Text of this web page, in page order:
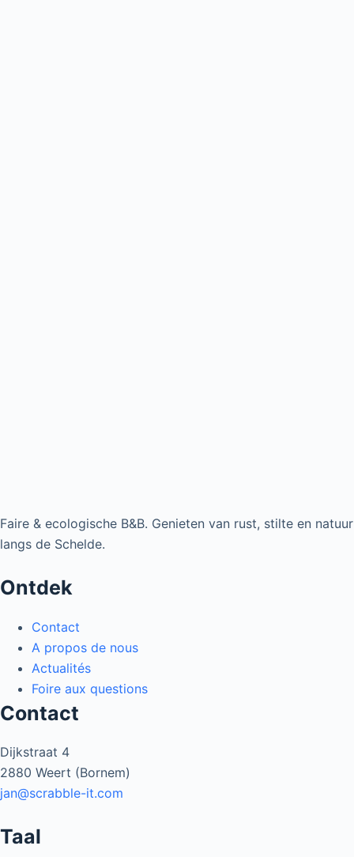
Faire & ecologische B&B. Genieten van rust, stilte en natuur
langs de Schelde.
Ontdek
Contact
A propos de nous
Actualités
Foire aux questions
Contact
Dijkstraat 4
2880 Weert (Bornem)
jan@scrabble-it.com
Taal